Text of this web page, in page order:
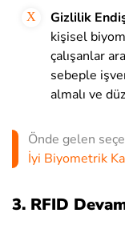
Gizlilik
kişisel
çalışanlar
sebeple
almalı ve
Önde gelen
İyi Biyometrik
3. RFID